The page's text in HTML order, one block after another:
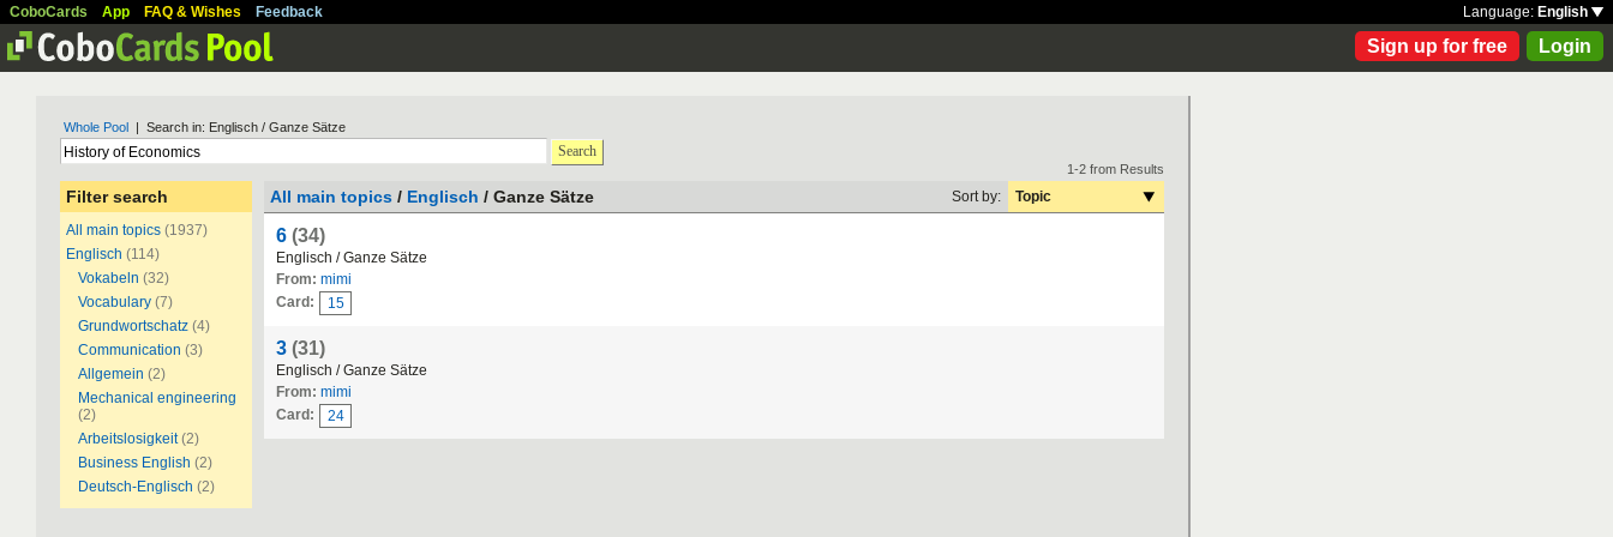
CoboCards App FAQ & Wishes Feedback Language: English
Sign up for free Login
Whole Pool | Search in: Englisch / Ganze Sätze
Search
Filter search
All main topics (1937)
Englisch (114)
Vokabeln (32)
Vocabulary (7)
Grundwortschatz (4)
Communication (3)
Allgemein (2)
Mechanical engineering
(2)
Arbeitslosigkeit (2)
Business English (2)
Deutsch-Englisch (2)
1-2 from Results
All main topics / Englisch / Ganze Sätze Sort by: Topic
6 (34)
Englisch / Ganze Sätze
From: mimi
Card:
15
3 (31)
Englisch / Ganze Sätze
From: mimi
Card:
24